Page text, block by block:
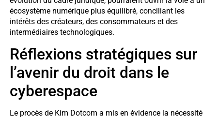
écosystème numérique plus équilibré, conciliant les
intérêts des créateurs, des consommateurs et des
intermédiaires technologiques.
Réflexions stratégiques sur
l’avenir du droit dans le
cyberespace
Le procès de Kim Dotcom a mis en évidence la nécessité